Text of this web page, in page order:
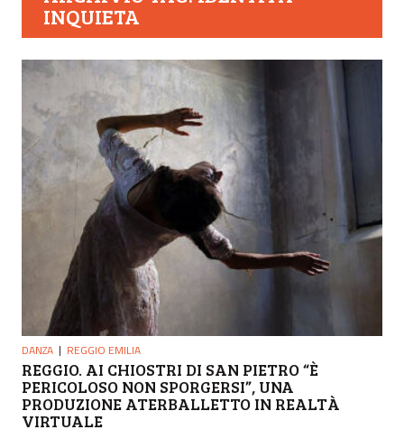
INQUIETA
DANZA REGGIO EMILIA
REGGIO. AI CHIOSTRI DI SAN PIETRO “È
PERICOLOSO NON SPORGERSI”, UNA
PRODUZIONE ATERBALLETTO IN REALTÀ
VIRTUALE